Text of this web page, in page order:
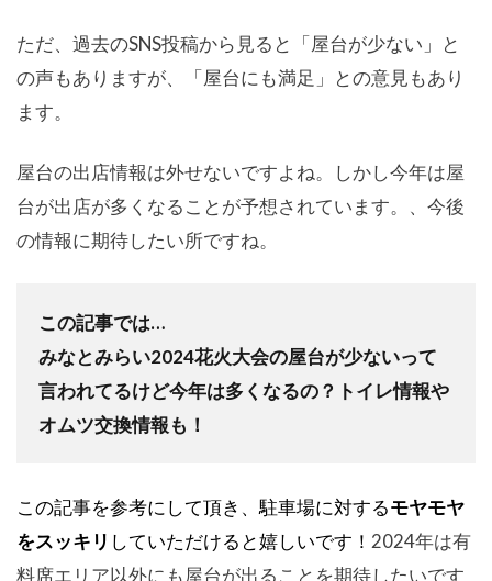
ただ、過去のSNS投稿から見ると「屋台が少ない」と
の声もありますが、「屋台にも満足」との意見もあり
ます。
屋台の出店情報は外せないですよね。しかし今年は屋
台が出店が多くなることが予想されています。、今後
の情報に期待したい所ですね。
この記事では…
みなとみらい2024花火大会の屋台が少ないって
言われてるけど今年は多くなるの？トイレ情報や
オムツ交換情報も！
この記事を参考にして頂き、駐車場に対するモヤモヤ
をスッキリ していただけると嬉しいです！ 2024年は有
料席エリア以外にも屋台が出ることを期待したいです